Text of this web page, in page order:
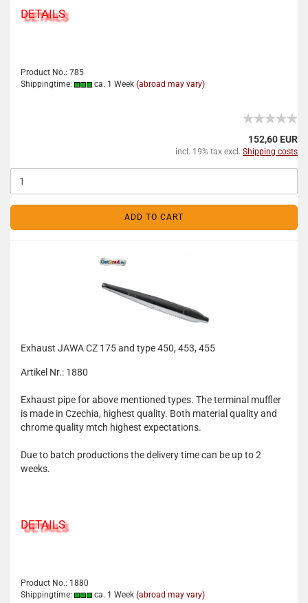
DETAILS
Product No.: 785
Shippingtime:
ca. 1 Week (abroad may vary)
152,60 EUR
incl. 19% tax excl. Shipping costs
ADD TO CART
Exhaust JAWA CZ 175 and type 450, 453, 455
Artikel Nr.: 1880
Exhaust pipe for above mentioned types. The terminal muffler
is made in Czechia, highest quality. Both material quality and
chrome quality mtch highest expectations.
Due to batch productions the delivery time can be up to 2
weeks.
DETAILS
Product No.: 1880
Shippingtime:
ca. 1 Week (abroad may vary)